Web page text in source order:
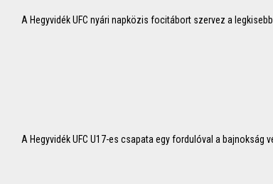
A Hegyvidék UFC nyári napközis focitábort szervez a
A Hegyvidék UFC U17-es csapata egy fordulóval a